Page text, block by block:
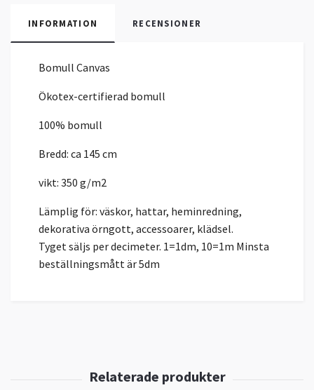
INFORMATION RECENSIONER
Bomull Canvas
Ökotex-certifierad bomull
100% bomull
Bredd: ca 145 cm
vikt: 350 g/m2
Lämplig för: väskor, hattar, heminredning,
dekorativa örngott, accessoarer, klädsel.
Tyget säljs per decimeter. 1=1dm, 10=1m Minsta
beställningsmått är 5dm